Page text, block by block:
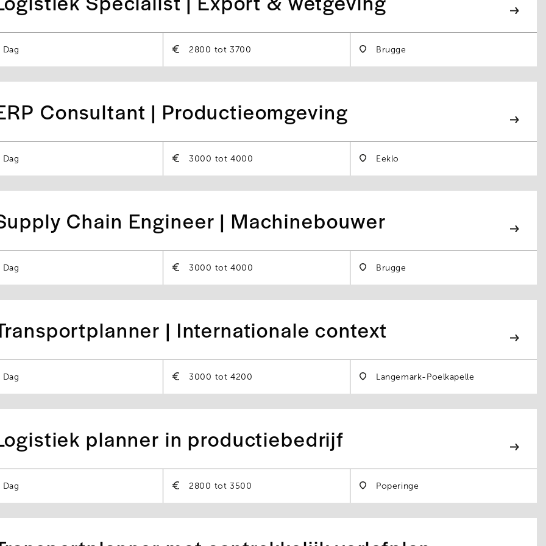
Dag 2800 3700 Brugge
Consultant | Productieomgeving
Dag 3000 4000 Eeklo
Chain Engineer | Machinebouwer
Dag 3000 4000 Brugge
| Internationale context
Dag 3000 4200 Langemark-Poelkapelle
planner in productiebedrijf
Dag 2800 3500 Poperinge